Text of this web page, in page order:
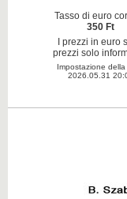
Tasso di euro
350 Ft
I prezzi in euro
prezzi solo
Impostazione
2026.05.31